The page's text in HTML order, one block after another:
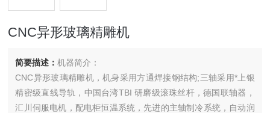
CNC异形玻璃精雕机
简要描述：机器简介：
CNC异形玻璃精雕机，机身采用方通焊接钢结构;三轴采用*上银
精密级直线导轨，中国台湾TBI 研磨级滚珠丝杆，德国联轴器，
汇川伺服电机，配电柜恒温系统，先进的主轴制冷系统，自动润